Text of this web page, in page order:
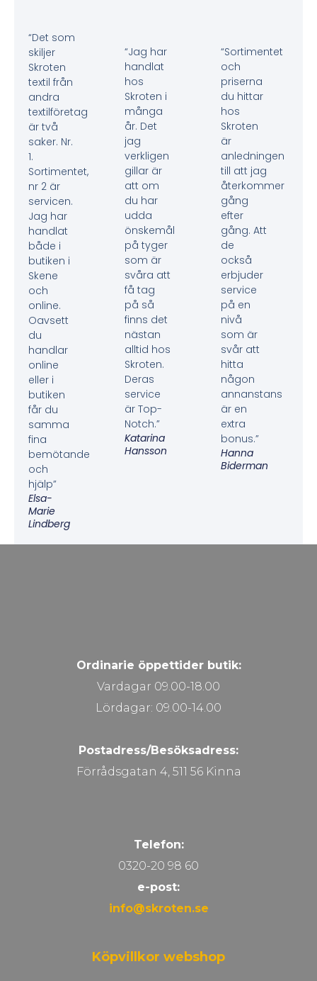
“Det som
skiljer
Skroten
textil från
andra
textilföretag
är två
saker. Nr.
1.
Sortimentet,
nr 2 är
servicen.
Jag har
handlat
både i
butiken i
Skene
och
online.
Oavsett
du
handlar
online
eller i
butiken
får du
samma
fina
bemötande
och
hjälp”
Elsa-
Marie
Lindberg
“Jag har
handlat
hos
Skroten i
många
år. Det
jag
verkligen
gillar är
att om
du har
udda
önskemål
på tyger
som är
svåra att
få tag
på så
finns det
nästan
alltid hos
Skroten.
Deras
service
är Top-
Notch.”
Katarina
Hansson
“Sortimentet
och
priserna
du hittar
hos
Skroten
är
anledningen
till att jag
återkommer
gång
efter
gång. Att
de
också
erbjuder
service
på en
nivå
som är
svår att
hitta
någon
annanstans
är en
extra
bonus.”
Hanna
Biderman
Ordinarie öppettider butik:
Vardagar 09.00-18.00
Lördagar: 09.00-14.00
Postadress/Besöksadress:
Förrådsgatan 4, 511 56 Kinna
Telefon:
0320-20 98 60
e-post:
info@skroten.se
Köpvillkor webshop